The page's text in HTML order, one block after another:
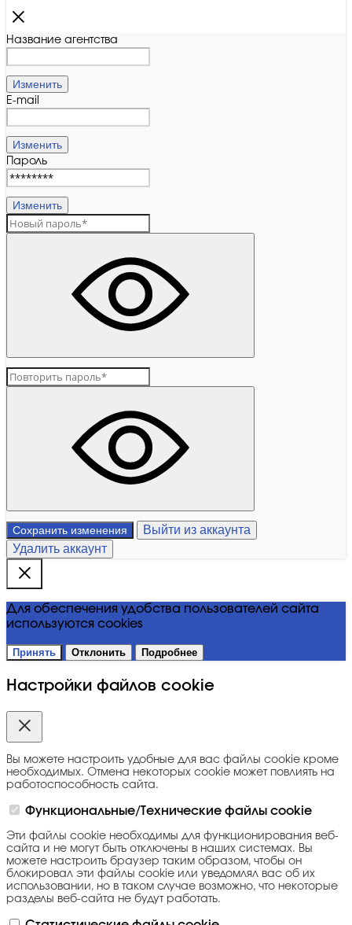
Название агентства
Изменить
E-mail
Изменить
Пароль
Изменить
Сохранить изменения
Выйти из аккаунта
Удалить аккаунт
Для обеспечения удобства пользователей сайта
используются cookies
Принять Отклонить Подробнее
Настройки файлов cookie
Вы можете настроить удобные для вас файлы cookie кроме
необходимых. Отмена некоторых cookie может повлиять на
работоспособность сайта.
Функциональные/Технические файлы cookie
Эти файлы cookie необходимы для функционирования веб-
сайта и не могут быть отключены в наших системах. Вы
можете настроить браузер таким образом, чтобы он
блокировал эти файлы cookie или уведомлял вас об их
использовании, но в таком случае возможно, что некоторые
разделы веб-сайта не будут работать.